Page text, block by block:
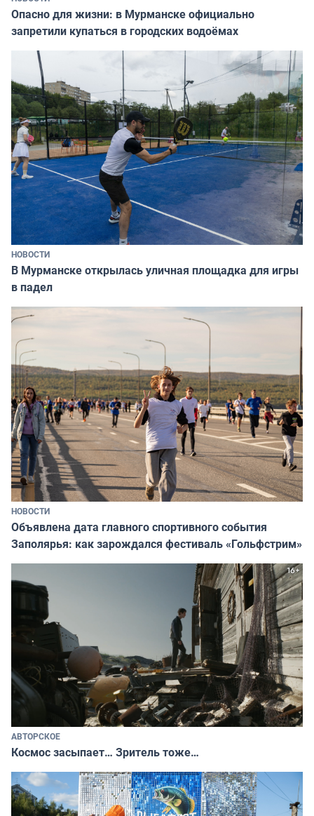
Опасно для жизни: в Мурманске официально
запретили купаться в городских водоёмах
НОВОСТИ
В Мурманске открылась уличная площадка для игры
в падел
НОВОСТИ
Объявлена дата главного спортивного события
Заполярья: как зарождался фестиваль «Гольфстрим»
АВТОРСКОЕ
Космос засыпает… Зритель тоже…